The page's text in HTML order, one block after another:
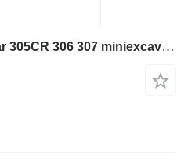
Generador para Caterpillar 305CR 306 307 miniexcavadora